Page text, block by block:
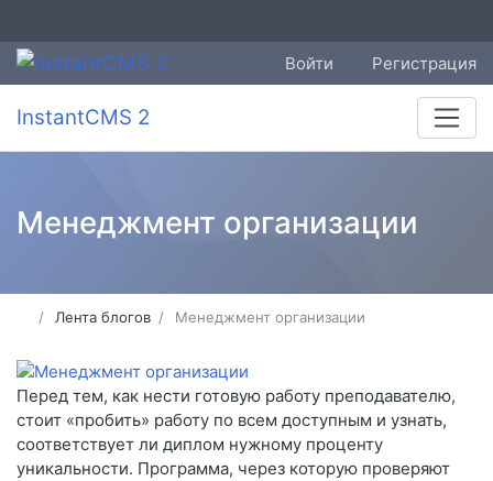
Войти Регистрация
InstantCMS 2
Менеджмент организации
Лента блогов Менеджмент организации
Перед тем, как нести готовую работу преподавателю,
стоит «пробить» работу по всем доступным и узнать,
соответствует ли диплом нужному проценту
уникальности. Программа, через которую проверяют